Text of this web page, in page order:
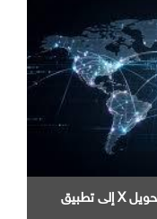
إطلاق " XChat " في خطوة جديدة نحو تحويل X إلى تطبيق